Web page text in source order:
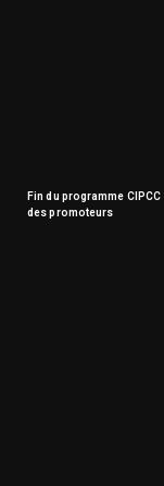
Fin du programme
des promoteurs